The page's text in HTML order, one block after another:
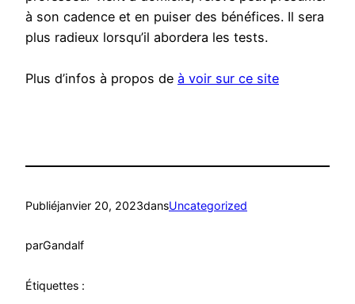
à son cadence et en puiser des bénéfices. Il sera
plus radieux lorsqu’il abordera les tests.
Plus d’infos à propos de à voir sur ce site
Publiéjanvier 20, 2023dansUncategorized
parGandalf
Étiquettes :